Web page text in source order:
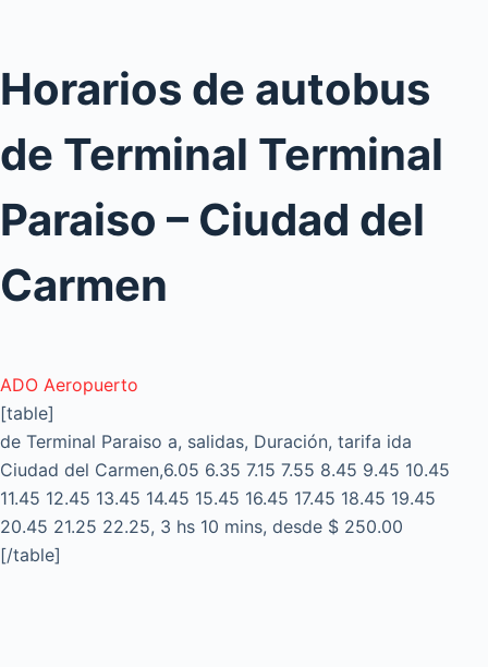
Horarios de autobus
de Terminal Terminal
Paraiso – Ciudad del
Carmen
ADO Aeropuerto
[table]
de Terminal Paraiso a, salidas, Duración, tarifa ida
Ciudad del Carmen,6.05 6.35 7.15 7.55 8.45 9.45 10.45
11.45 12.45 13.45 14.45 15.45 16.45 17.45 18.45 19.45
20.45 21.25 22.25, 3 hs 10 mins, desde $ 250.00
[/table]